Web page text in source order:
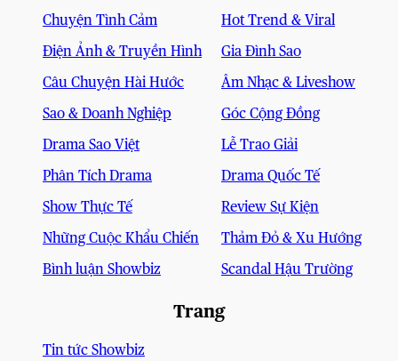
Chuyện Tình Cảm
Hot Trend & Viral
Điện Ảnh & Truyền Hình
Gia Đình Sao
Câu Chuyện Hài Hước
Âm Nhạc & Liveshow
Sao & Doanh Nghiệp
Góc Cộng Đồng
Drama Sao Việt
Lễ Trao Giải
Phân Tích Drama
Drama Quốc Tế
Show Thực Tế
Review Sự Kiện
Những Cuộc Khẩu Chiến
Thảm Đỏ & Xu Hướng
Bình luận Showbiz
Scandal Hậu Trường
Trang
Tin tức Showbiz